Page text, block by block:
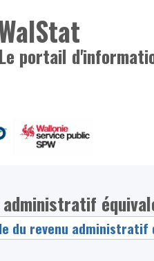
Le portail
administratif